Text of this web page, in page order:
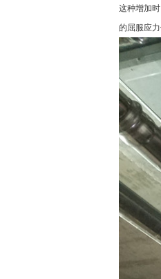
这种增加
的屈服应力